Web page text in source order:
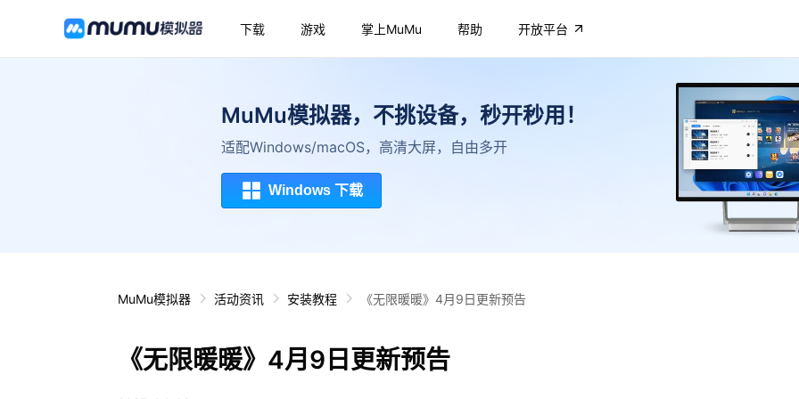
下载 游戏 掌上MuMu 帮助 开放平台
MuMu模拟器，不挑设备，秒开秒用！
适配Windows/macOS，高清大屏，自由多开
Windows 下载
MuMu模拟器 活动资讯 安装教程 《无限暖暖》4月9日更新预告
《无限暖暖》4月9日更新预告